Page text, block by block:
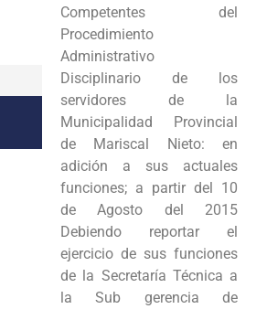
Competentes del
Procedimiento
Administrativo
Disciplinario de los
servidores de la
Municipalidad Provincial
de Mariscal Nieto: en
adición a sus actuales
funciones; a partir del 10
de Agosto del 2015
Debiendo reportar el
ejercicio de sus funciones
de la Secretaría Técnica a
la Sub gerencia de